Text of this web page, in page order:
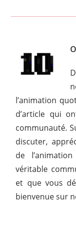
l’animation
d’article qui
communauté.
discuter,
de
véritable
et que vous
bienvenue sur